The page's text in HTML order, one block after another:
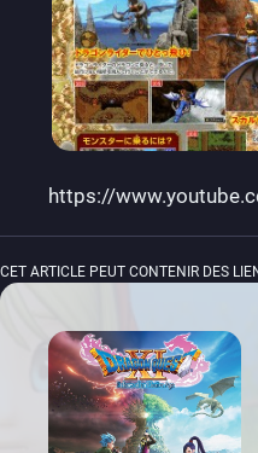
https://
CET ARTICLE PEUT CONTENIR DES